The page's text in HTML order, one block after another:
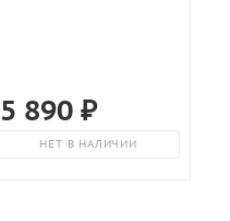
5 890 ₽
НЕТ В НАЛИЧИИ